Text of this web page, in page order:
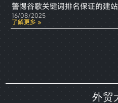
警惕谷歌关键词排名保证的建
16/08/2025
了解更多 »
外贸